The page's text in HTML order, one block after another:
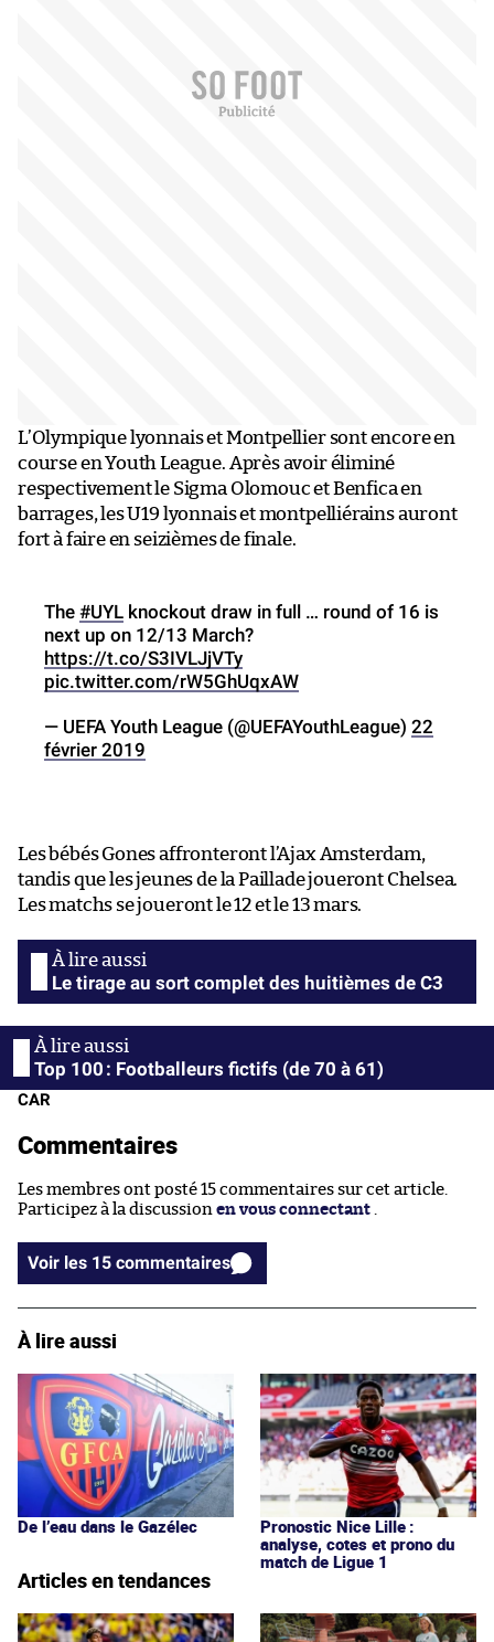
L’Olympique lyonnais et Montpellier sont encore en
course en Youth League. Après avoir éliminé
respectivement le Sigma Olomouc et Benfica en
barrages, les U19 lyonnais et montpelliérains auront
fort à faire en seizièmes de finale.
The #UYL knockout draw in full … round of 16 is
next up on 12/13 March?
https://t.co/S3IVLJjVTy
pic.twitter.com/rW5GhUqxAW
— UEFA Youth League (@UEFAYouthLeague) 22
février 2019
Les bébés Gones affronteront l’Ajax Amsterdam,
tandis que les jeunes de la Paillade joueront Chelsea.
Les matchs se joueront le 12 et le 13 mars.
Le tirage au sort complet des huitièmes de C3
Top 100 : Footballeurs fictifs (de 70 à 61)
CAR
Commentaires
Les membres ont posté 15 commentaires sur cet article.
Participez à la discussion en vous connectant
Voir les 15 commentaires
À lire aussi
De l’eau dans le Gazélec
Pronostic Nice Lille :
analyse, cotes et prono du
match de Ligue 1
Articles en tendances